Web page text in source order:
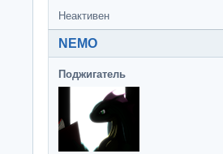
Неактивен
NEMO
Поджигатель